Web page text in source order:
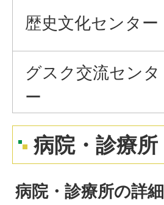
歴史文化センター
グスク交流センタ
ー
病院・診療所
病院・診療所の詳細